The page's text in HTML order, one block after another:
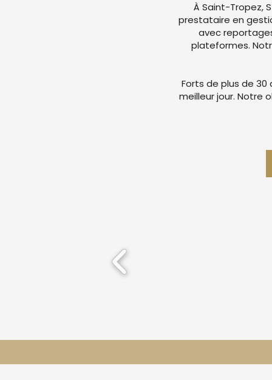
À Saint-Tropez,
prestataire en
avec
plateformes.
Forts de plus de
meilleur jour. Notre